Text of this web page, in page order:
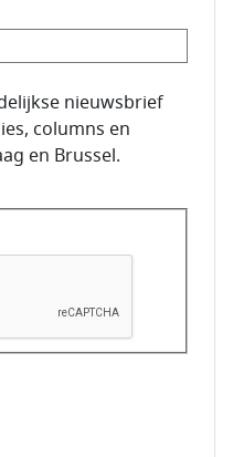
nieuwsbrief
columns en
en Brussel.
dat u een mens